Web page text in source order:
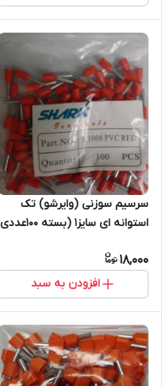
سرسیم سوزنی (وایرشو) تک
استوانه ای سایز1 (بسته 100عددی
18,000
افزودن به سبد